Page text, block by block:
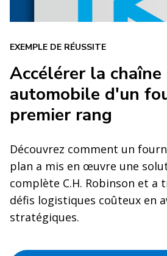
EXEMPLE DE RÉUSSITE
Accélérer la
automobile d'un
premier rang
Découvrez comment un
plan a mis en œuvre une
complète C.H. Robinson et a
défis logistiques coûteux en
stratégiques.